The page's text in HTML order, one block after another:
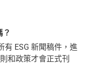
？
有 ESG 新聞稿件，進
和政策才會正式刊